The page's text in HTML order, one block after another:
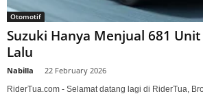
Otomotif
Suzuki Hanya Menjual 681
Lalu
Nabilla 22 February 2026
RiderTua.com - Selamat datang lagi di RiderTua,